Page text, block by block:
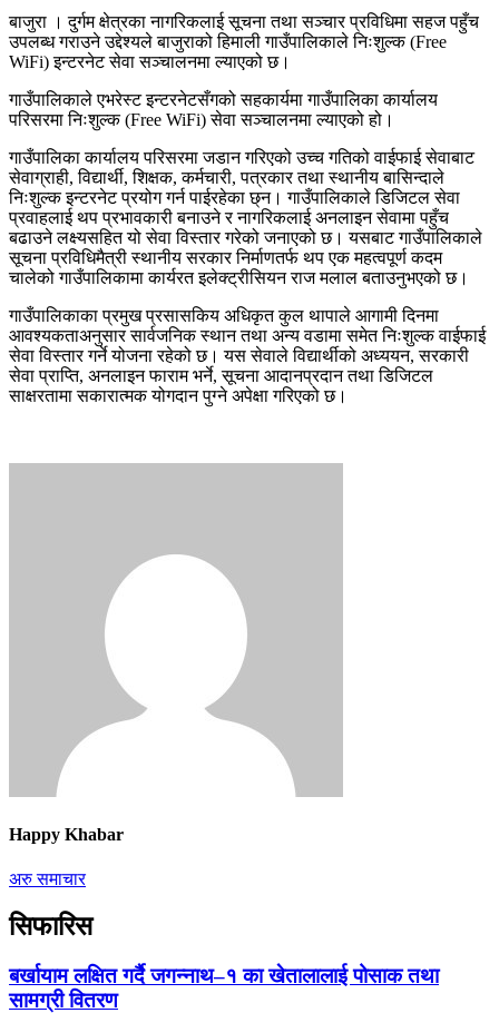
बाजुरा । दुर्गम क्षेत्रका नागरिकलाई सूचना तथा सञ्चार प्रविधिमा सहज पहुँच
उपलब्ध गराउने उद्देश्यले बाजुराको हिमाली गाउँपालिकाले निःशुल्क (Free
WiFi) इन्टरनेट सेवा सञ्चालनमा ल्याएको छ।
गाउँपालिकाले एभरेस्ट इन्टरनेटसँगको सहकार्यमा गाउँपालिका कार्यालय
परिसरमा निःशुल्क (Free WiFi) सेवा सञ्चालनमा ल्याएको हो।
गाउँपालिका कार्यालय परिसरमा जडान गरिएको उच्च गतिको वाईफाई सेवाबाट
सेवाग्राही, विद्यार्थी, शिक्षक, कर्मचारी, पत्रकार तथा स्थानीय बासिन्दाले
निःशुल्क इन्टरनेट प्रयोग गर्न पाईरहेका छ्न। गाउँपालिकाले डिजिटल सेवा
प्रवाहलाई थप प्रभावकारी बनाउने र नागरिकलाई अनलाइन सेवामा पहुँच
बढाउने लक्ष्यसहित यो सेवा विस्तार गरेको जनाएको छ। यसबाट गाउँपालिकाले
सूचना प्रविधिमैत्री स्थानीय सरकार निर्माणतर्फ थप एक महत्वपूर्ण कदम
चालेको गाउँपालिकामा कार्यरत इलेक्ट्रीसियन राज मलाल बताउनुभएको छ।
गाउँपालिकाका प्रमुख प्रसासकिय अधिकृत कुल थापाले आगामी दिनमा
आवश्यकताअनुसार सार्वजनिक स्थान तथा अन्य वडामा समेत निःशुल्क वाईफाई
सेवा विस्तार गर्ने योजना रहेको छ। यस सेवाले विद्यार्थीको अध्ययन, सरकारी
सेवा प्राप्ति, अनलाइन फाराम भर्ने, सूचना आदानप्रदान तथा डिजिटल
साक्षरतामा सकारात्मक योगदान पुग्ने अपेक्षा गरिएको छ।
Happy Khabar
अरु समाचार
सिफारिस
बर्खायाम लक्षित गर्दै जगन्नाथ–१ का खेतालालाई पोसाक तथा
सामग्री वितरण